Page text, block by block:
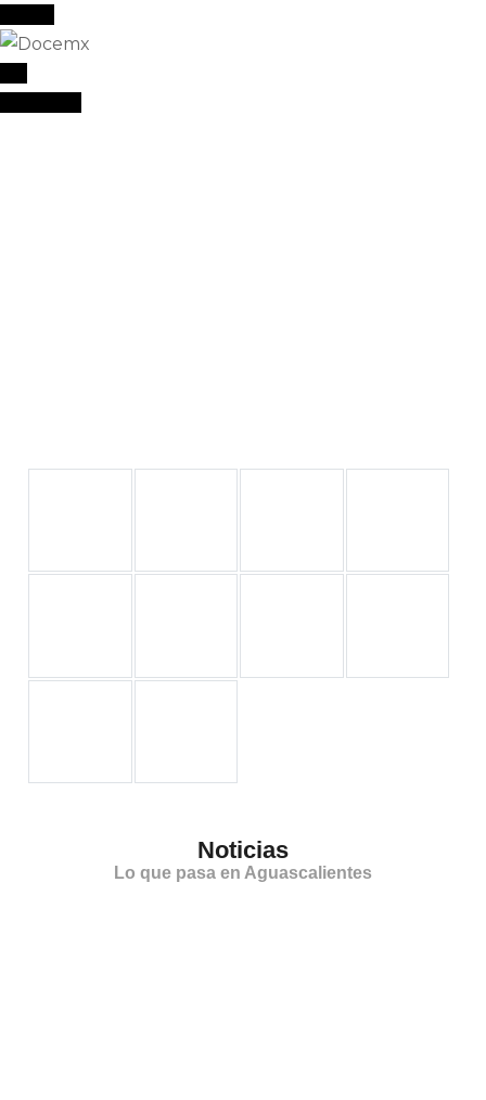
Noticias
Lo que pasa en Aguascalientes